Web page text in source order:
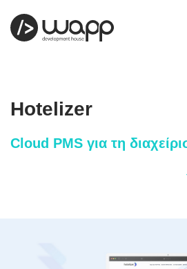
Hotelizer
Cloud PMS για τη